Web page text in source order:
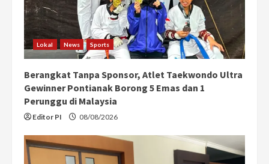
Lokal News Sports
Berangkat Tanpa Sponsor, Atlet Taekwondo Ultra
Gewinner Pontianak Borong 5 Emas dan 1
Perunggu di Malaysia
Editor PI 08/08/2026